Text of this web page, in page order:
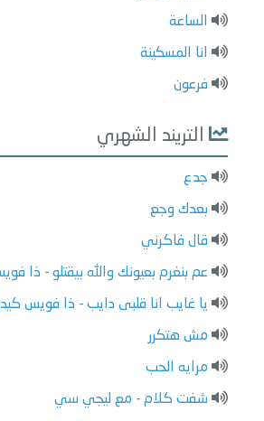
الساعة
انا المسكينة
فرعون
التريند الشهري
جدع
بعدك وجع
قال فاكرني
عم بنغرم بعيونك والله بيقتلو - ذا فويس
يا غايب انا قلبى دايب - ذا فويس كيدز
مش هتكرر
مرايه الحب
شفت كلام - مع ليجي سي